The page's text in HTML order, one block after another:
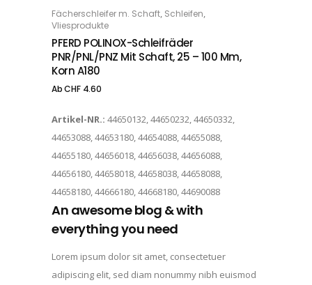
OPTIONS
Fächerschleifer m. Schaft, Schleifen,
Vliesprodukte
PFERD POLINOX-Schleifräder
PNR/PNL/PNZ Mit Schaft, 25 – 100 Mm,
Korn A180
AbCHF4.60
Artikel-NR.: 44650132, 44650232, 44650332,
44653088, 44653180, 44654088, 44655088,
44655180, 44656018, 44656038, 44656088,
44656180, 44658018, 44658038, 44658088,
44658180, 44666180, 44668180, 44690088
An awesome blog & with
everything you need
Lorem ipsum dolor sit amet, consectetuer
adipiscing elit, sed diam nonummy nibh euismod